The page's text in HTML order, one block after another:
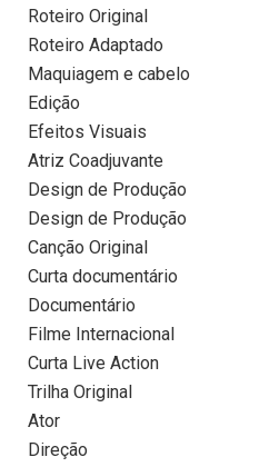
Roteiro Original
Roteiro Adaptado
Maquiagem e cabelo
Edição
Efeitos Visuais
Atriz Coadjuvante
Design de Produção
Design de Produção
Canção Original
Curta documentário
Documentário
Filme Internacional
Curta Live Action
Trilha Original
Ator
Direção